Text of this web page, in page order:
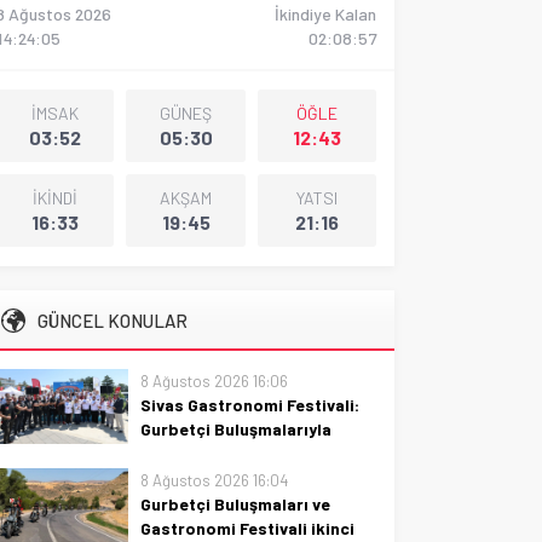
Ağustos 2026
İkindiye Kalan
02:08:56
İMSAK
03:52
GÜNEŞ
05:30
ÖĞLE
12:43
İKİNDİ
16:33
AKŞAM
19:45
YATSI
21:16
GÜNCEL KONULAR
8 Ağustos 2026 16:06
Sivas Gastronomi Festivali:
Gurbetçi Buluşmalarıyla
lezzetleri
Sivas Gastronomi Festivali
açılışı gurbetçi buluşmalarıyla
8 Ağustos 2026 16:04
Gurbetçi Buluşmaları ve
Gastronomi Festivali ikinci